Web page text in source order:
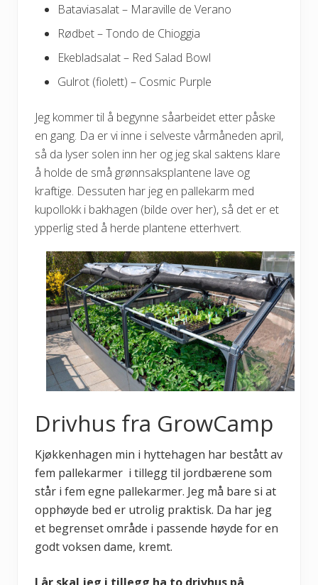
Bataviasalat – Maraville de Verano
Rødbet – Tondo de Chioggia
Ekebladsalat – Red Salad Bowl
Gulrot (fiolett) – Cosmic Purple
Jeg kommer til å begynne såarbeidet etter påske
en gang. Da er vi inne i selveste vårmåneden april,
så da lyser solen inn her og jeg skal saktens klare
å holde de små grønnsaksplantene lave og
kraftige. Dessuten har jeg en pallekarm med
kupollokk i bakhagen (bilde over her), så det er et
ypperlig sted å herde plantene etterhvert.
Drivhus fra GrowCamp
Kjøkkenhagen min i hyttehagen har bestått av
fem pallekarmer i tillegg til jordbærene som
står i fem egne pallekarmer. Jeg må bare si at
opphøyde bed er utrolig praktisk. Da har jeg
et begrenset område i passende høyde for en
godt voksen dame, kremt.